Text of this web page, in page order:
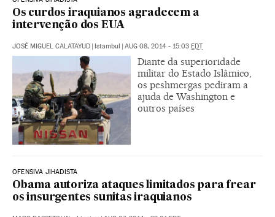
Os curdos iraquianos agradecem a
intervenção dos EUA
JOSÉ MIGUEL CALATAYUD Istambul AUG 08, 2014 - 15:03 EDT
Diante da superioridade
militar do Estado Islâmico,
os peshmergas pediram a
ajuda de Washington e
outros países
OFENSIVA JIHADISTA
Obama autoriza ataques limitados para frear
os insurgentes sunitas iraquianos